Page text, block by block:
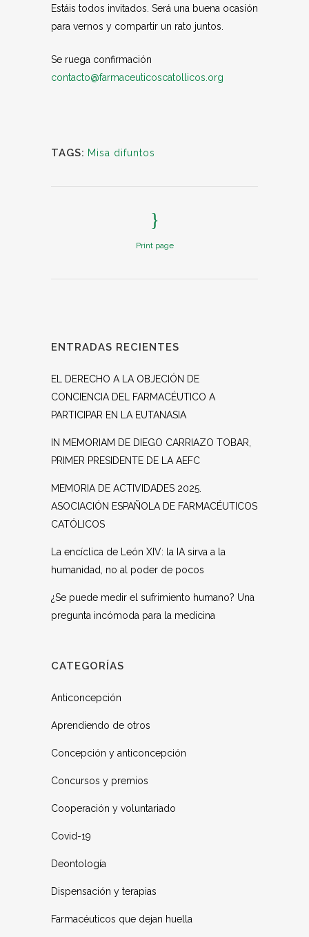
Estáis todos invitados. Será una buena ocasión
para vernos y compartir un rato juntos.
Se ruega confirmación
contacto@farmaceuticoscatollicos.org
TAGS: Misa difuntos
Print page
ENTRADAS RECIENTES
EL DERECHO A LA OBJECIÓN DE
CONCIENCIA DEL FARMACÉUTICO A
PARTICIPAR EN LA EUTANASIA
IN MEMORIAM DE DIEGO CARRIAZO TOBAR,
PRIMER PRESIDENTE DE LA AEFC
MEMORIA DE ACTIVIDADES 2025.
ASOCIACIÓN ESPAÑOLA DE FARMACÉUTICOS
CATÓLICOS
La encíclica de León XIV: la IA sirva a la
humanidad, no al poder de pocos
¿Se puede medir el sufrimiento humano? Una
pregunta incómoda para la medicina
CATEGORÍAS
Anticoncepción
Aprendiendo de otros
Concepción y anticoncepción
Concursos y premios
Cooperación y voluntariado
Covid-19
Deontología
Dispensación y terapias
Farmacéuticos que dejan huella